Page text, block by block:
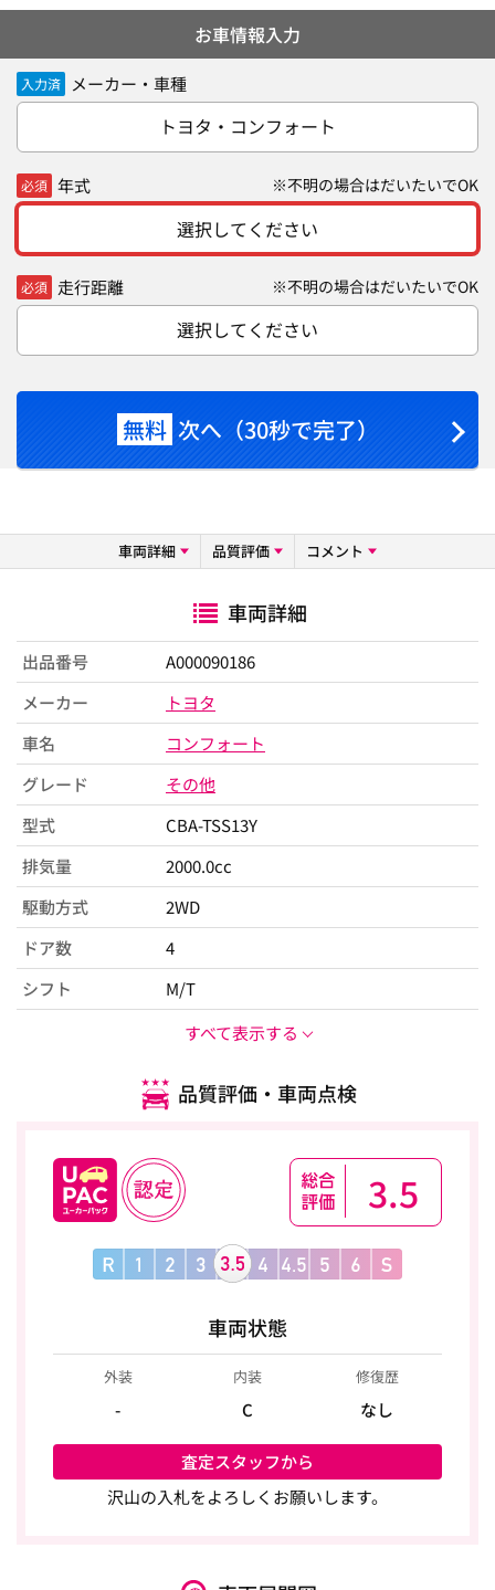
お車情報入力
入力済 メーカー・車種
トヨタ・コンフォート
必須 年式 ※不明の場合はだいたいでOK
選択してください
必須 走行距離 ※不明の場合はだいたいでOK
選択してください
無料 次へ（30秒で完了）
車両詳細 品質評価 コメント
車両詳細
出品番号
A000090186
メーカー
トヨタ
車名
コンフォート
グレード
その他
型式
CBA-TSS13Y
排気量
2000.0cc
駆動方式
2WD
ドア数
4
シフト
M/T
すべて表示する
品質評価・車両点検
3.5
車両状態
外装
-
内装
C
修復歴
なし
査定スタッフから
沢山の入札をよろしくお願いします。